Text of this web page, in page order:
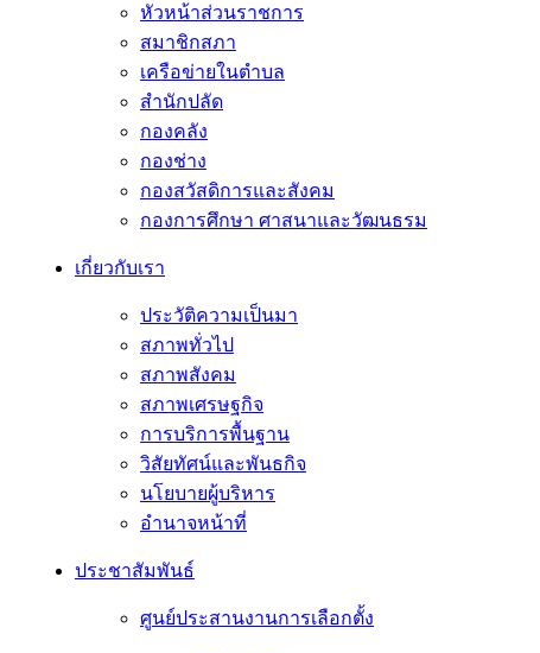
หัวหน้าส่วนราชการ
สมาชิกสภา
เครือข่ายในตำบล
สำนักปลัด
กองคลัง
กองช่าง
กองสวัสดิการและสังคม
กองการศึกษา ศาสนาและวัฒนธรม
เกี่ยวกับเรา
ประวัติความเป็นมา
สภาพทั่วไป
สภาพสังคม
สภาพเศรษฐกิจ
การบริการพื้นฐาน
วิสัยทัศน์และพันธกิจ
นโยบายผู้บริหาร
อํานาจหน้าที่
ประชาสัมพันธ์
ศูนย์ประสานงานการเลือกตั้ง